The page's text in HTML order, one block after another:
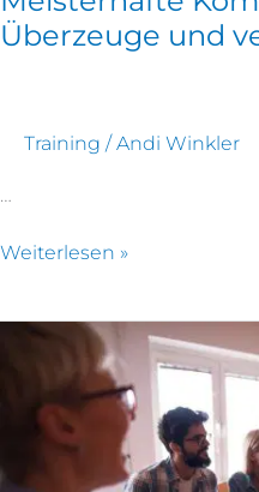
Überzeuge und
Training / Andi Winkler
Weiterlesen »
Grundlagen
Kommunikation:
Starte
einen